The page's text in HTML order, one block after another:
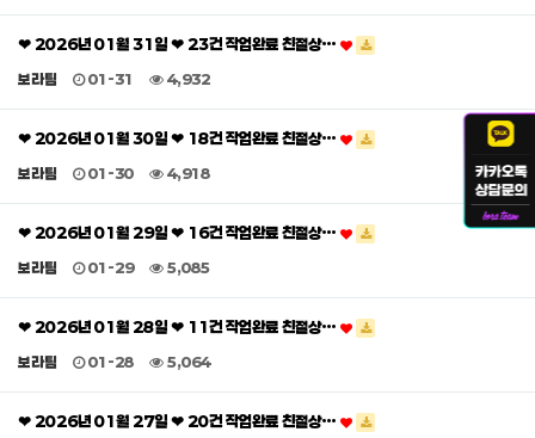
❤ 2026년 01월 31일 ❤ 23건 작업완료 친절상…
보라팀 01-31 4,932
❤ 2026년 01월 30일 ❤ 18건 작업완료 친절상…
보라팀 01-30 4,918
❤ 2026년 01월 29일 ❤ 16건 작업완료 친절상…
보라팀 01-29 5,085
❤ 2026년 01월 28일 ❤ 11건 작업완료 친절상…
보라팀 01-28 5,064
❤ 2026년 01월 27일 ❤ 20건 작업완료 친절상…